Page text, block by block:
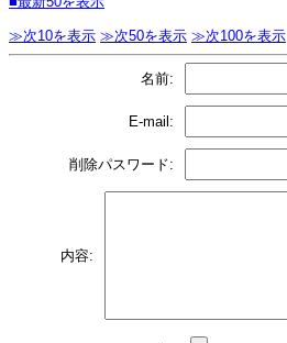
≫次10を表示 ≫次50を表示 ≫次100を表示
名前:
E-mail:
削除パスワード:
内容: